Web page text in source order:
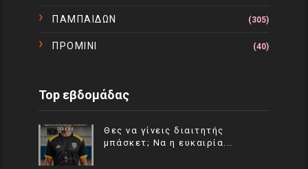
ΠΑΜΠΑΙΔΩΝ (305)
ΠΡΟΜΙΝΙ (40)
Top εβδομάδας
Θες να γίνεις διαιτητής
μπάσκετ; Να η ευκαιρία...